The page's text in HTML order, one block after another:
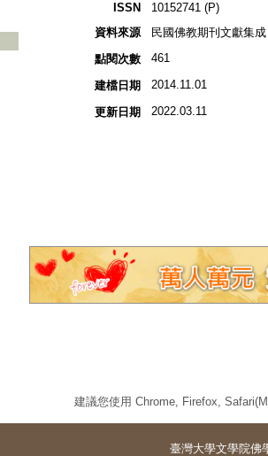
ISSN
10152741 (P)
資料來源
民國佛教期刊文獻集
點閱次數
461
建檔日期 2014.11.01
更新日期 2022.03.11
建議您使用 Chrome, Firefox,
臺灣大學文學院佛